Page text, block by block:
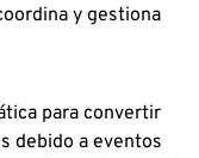
y gestiona
para convertir
debido a eventos